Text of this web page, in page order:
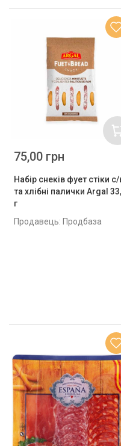
Набір снеків фует стіки с/
та хлібні палички Argal
г
Продавець: Продбаза
75,00 грн